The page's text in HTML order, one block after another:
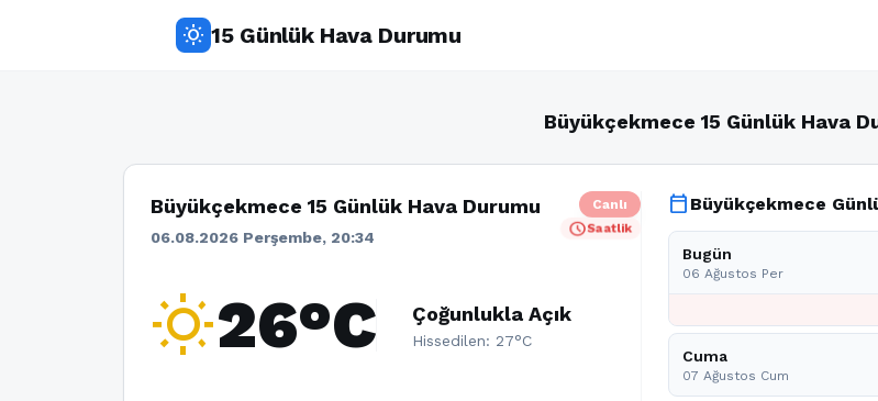
wb_sunny 15 Günlük Hava Durumu
Büyükçekmece 15 Günlük Hava
Büyükçekmece 15 Günlük Hava Durumu
06.08.2026 Perşembe, 20:34
Canlı
scheduleSaatlik
wb_sunny26°C Çoğunlukla Açık
Hissedilen: 27°C
calendar_today Büyükçekmece
Bugün
06 Ağustos Per
Cuma
07 Ağustos Cum